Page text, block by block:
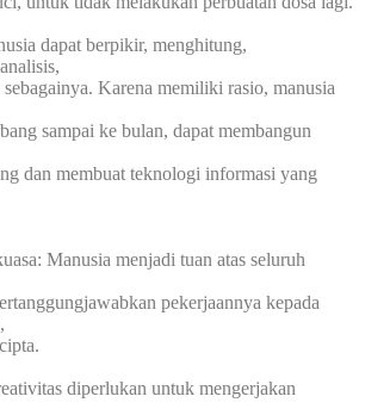
dapat berpikir, menghitung,
Karena memiliki rasio, manusia
sampai ke bulan, dapat membangun
dan membuat teknologi informasi yang
Manusia menjadi tuan atas seluruh
pekerjaannya kepada
diperlukan untuk mengerjakan